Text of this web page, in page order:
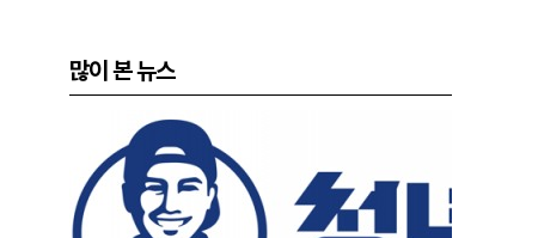
많이 본 뉴스